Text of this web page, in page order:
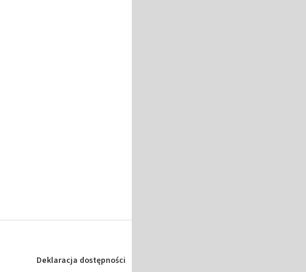
Deklaracja dostępności